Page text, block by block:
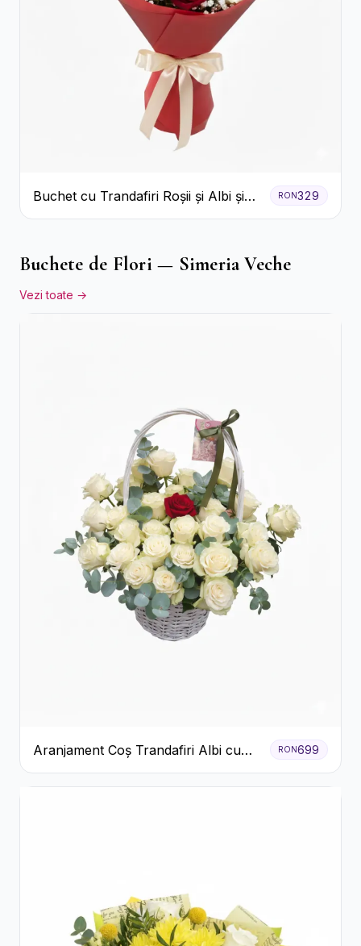
Buchet cu Trandafiri Roșii și Albi și
Gypsophila
RON329
Buchete de Flori — Simeria Veche
Vezi toate →
Aranjament Coș Trandafiri Albi cu
Accent Roșu
RON699